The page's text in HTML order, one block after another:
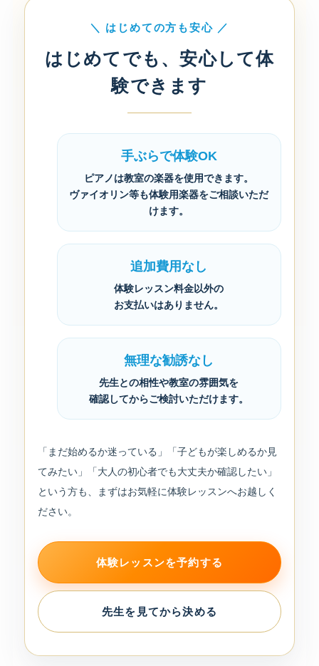
＼ はじめての方も安心 ／
はじめてでも、安心して体
験できます
手ぶらで体験OK
ピアノは教室の楽器を使用できます。
ヴァイオリン等も体験用楽器をご相談いただ
けます。
追加費用なし
体験レッスン料金以外の
お支払いはありません。
無理な勧誘なし
先生との相性や教室の雰囲気を
確認してからご検討いただけます。
「まだ始めるか迷っている」「子どもが楽しめるか見
てみたい」「大人の初心者でも大丈夫か確認したい」
という方も、まずはお気軽に体験レッスンへお越しく
ださい。
体験レッスンを予約する
先生を見てから決める